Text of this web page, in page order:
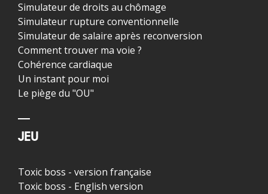
Simulateur de droits au chômage
Simulateur rupture conventionnelle
Simulateur de salaire après reconversion
Comment trouver ma voie ?
Cohérence cardiaque
Un instant pour moi
Le piège du "OU"
JEU
Toxic boss - version française
Toxic boss - English version